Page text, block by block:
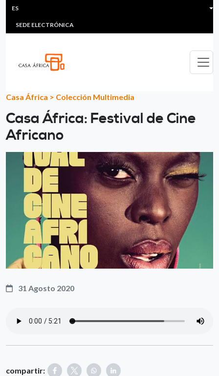
Pasar al contenido principal
HEADER MENU
MULTIMEDIA
SEDE ELECTRÓNICA
ES
Casa África > Colección Multimedia
Casa África: Festival de Cine
Africano
31 Agosto 2020
compartir: